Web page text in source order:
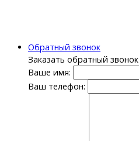
Обратный звонок
Заказать обратный звонок
Ваше имя:
Ваш телефон: